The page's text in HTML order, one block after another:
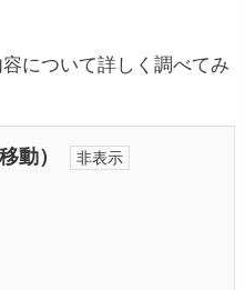
について詳しく調べてみ
動）